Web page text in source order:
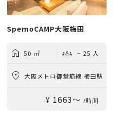
SpemoCAMP大阪梅田
50 ㎡ ~ 25 人
大阪メトロ御堂筋線 梅田駅
徒歩2分¥ 1663〜 /時間